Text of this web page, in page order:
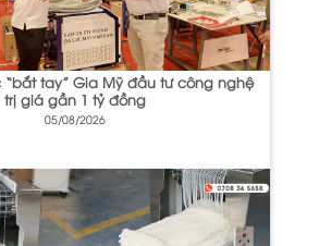
“bắt tay” Gia Mỹ đầu tư công nghệ
trị giá gần 1 tỷ đồng
05/08/2026